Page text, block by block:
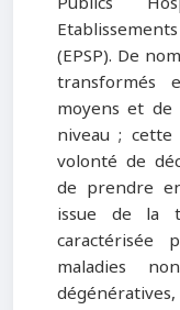
(EPSP). De
transformés
moyens et de
niveau ;
volonté de
de prendre
issue de la
caractérisée
maladies
dégénératives,